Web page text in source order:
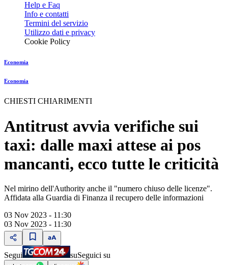
Help e Faq
Info e contatti
Termini del servizio
Utilizzo dati e privacy
Cookie Policy
Economia
Economia
CHIESTI CHIARIMENTI
Antitrust avvia verifiche sui
taxi: dalle maxi attese ai pos
mancanti, ecco tutte le criticità
Nel mirino dell'Authority anche il "numero chiuso delle licenze".
Affidata alla Guardia di Finanza il recupero delle informazioni
03 Nov 2023 - 11:30
03 Nov 2023 - 11:30
Segui suSeguici su